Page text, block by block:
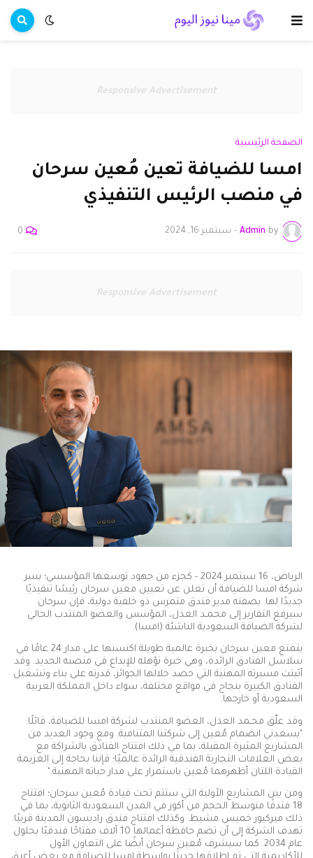
Responsive Advertisement
الصفحة الرئيسية
امسا للضيافة تعين مُعين سرحان
في منصب الرئيس التنفيذي
by
Admin
- سبتمبر 16, 2024 0
Responsive Advertisement
الرياض، 16 سبتمبر 2024 - كجزء من جهود توسعها المؤسسي؛ يسر
شركة امسا للضيافة أن تعلن عن تعيين معين سرحان رئيسًا تنفيذيًا
جديدًا لها. بصفته مدير فندق متمرس ذو خلفية دولية، فإن سرحان
سيرفع التقارير إلى محمـد العذل، المؤسس والعضو المنتدب الحالي
لشركة الضيافة السعودية الناشئة (امسا).
يتمتع معين سرحان بخبرة عالمية طويلة اكتسبها على مدار 24 عامًا في
سلاسل الفنادق الرائدة، وهي خبرة تؤهله للإبداع في منصبه الجديد. وقد
أثبتت مسيرته المهنية التي حصد خلالها الجوائز، قدرته على بناء وتشغيل
الفنادق الكبيرة بنجاح في مواقع مختلفة، سواء داخل المملكة العربية
السعودية أو خارجها.
وقد علّق محـمد العذل، العضو المنتدب لشركة امسا للضيافة، قائلًا:
"يسعدني انضمام مُعين إلى شركتنا المتنامية. ومع وجود العديد من
المشاريع المثيرة المقبلة، بما في ذلك افتتاح الفنادق بالشراكة مع
بعض العلامات التجارية الفندقية الرائدة عالميًا؛ فإننا بحاجة إلى العزيمة
القيادة اللتان أظهرهما مُعين باستمرار على مدار حياته المهنية".
ومن بين المشاريع الأولية التي ستتم تحت قيادة مُعين سرحان؛ افتتاح
18 فندقًا متوسط الحجم من أكور في المدن السعودية الثانوية، بما في
ذلك ميركيور خميس مشيط. وكذلك افتتاح فندق راديسون المدينة قريبًا.
تهدف الشركة إلى أن تضم حافظة أعمالها 10 آلاف مفتاحًا فندقيًا بحلول
عام 2034. كما سيشرف مُعين سرحان أيضًا على التعاون الأول